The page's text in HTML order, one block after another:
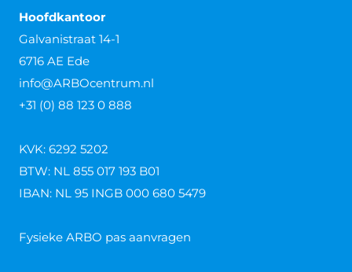
Hoofdkantoor
Galvanistraat 14-1
6716 AE Ede
info@ARBOcentrum.nl
+31 (0) 88 123 0 888
KVK: 6292 5202
BTW: NL 855 017 193 B01
IBAN: NL 95 INGB 000 680 5479
Fysieke ARBO pas aanvragen